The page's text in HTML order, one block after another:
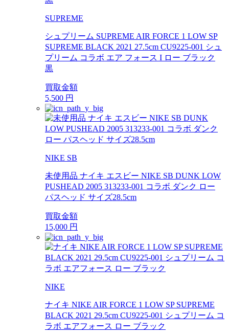
SUPREME
シュプリーム SUPREME AIR FORCE 1 LOW SP
SUPREME BLACK 2021 27.5cm CU9225-001 シュ
プリーム コラボ エア フォース I ロー ブラック
黒
買取金額
5,500 円
NIKE SB
未使用品 ナイキ エスビー NIKE SB DUNK LOW
PUSHEAD 2005 313233-001 コラボ ダンク ロー
パスヘッド サイズ28.5cm
買取金額
15,000 円
NIKE
ナイキ NIKE AIR FORCE 1 LOW SP SUPREME
BLACK 2021 29.5cm CU9225-001 シュプリーム コ
ラボ エアフォース ロー ブラック